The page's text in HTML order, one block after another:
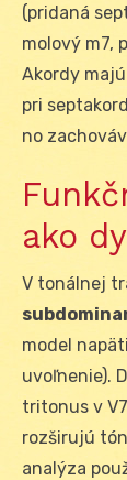
(pridaná
molový m7,
Akordy majú
pri
no
ako
V tonálnej
model
uvoľnenie).
tritonus v
rozširujú
analýza